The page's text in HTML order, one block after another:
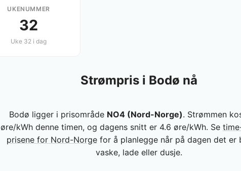
UKENUMMER
32
Uke 32 i dag
Strømpris i Bodø nå
Bodø ligger i prisområde NO4 (Nord-Norge). Strømmen
øre/kWh denne timen, og dagens snitt er 4.6 øre/kWh. Se
prisene for Nord-Norgefor å planlegge når på dagen det er
vaske, lade eller dusje.